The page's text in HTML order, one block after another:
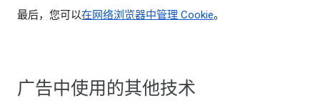
最后，您可以在网络浏览器中管理 Cookie。
广告中使用的其他技术